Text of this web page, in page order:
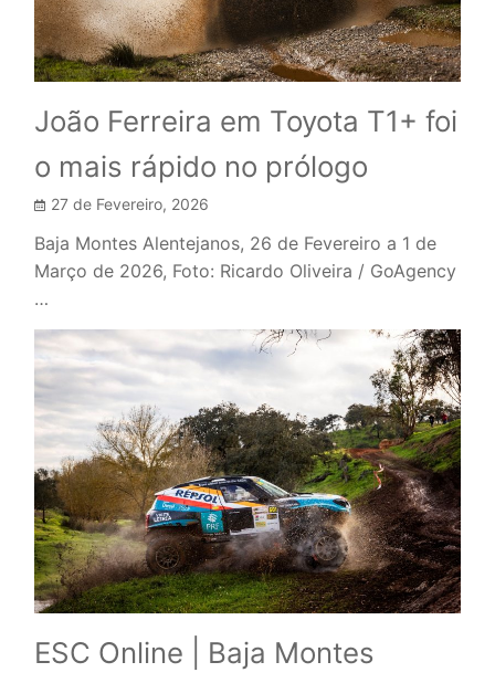
João Ferreira em Toyota T1+ foi
o mais rápido no prólogo
27 de Fevereiro, 2026
Baja Montes Alentejanos, 26 de Fevereiro a 1 de
Março de 2026, Foto: Ricardo Oliveira / GoAgency
…
ESC Online | Baja Montes